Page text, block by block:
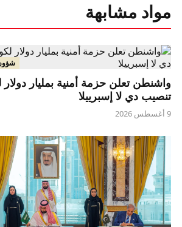
مواد مشابهة
واشنطن تعلن حزمة أمنية بمليار دولار
تنصيب دي لا إسبرييلا
9 أغسطس 2026